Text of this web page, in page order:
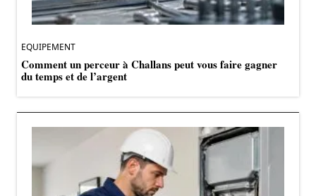
EQUIPEMENT
Comment un perceur à Challans peut vous faire gagner
du temps et de l’argent